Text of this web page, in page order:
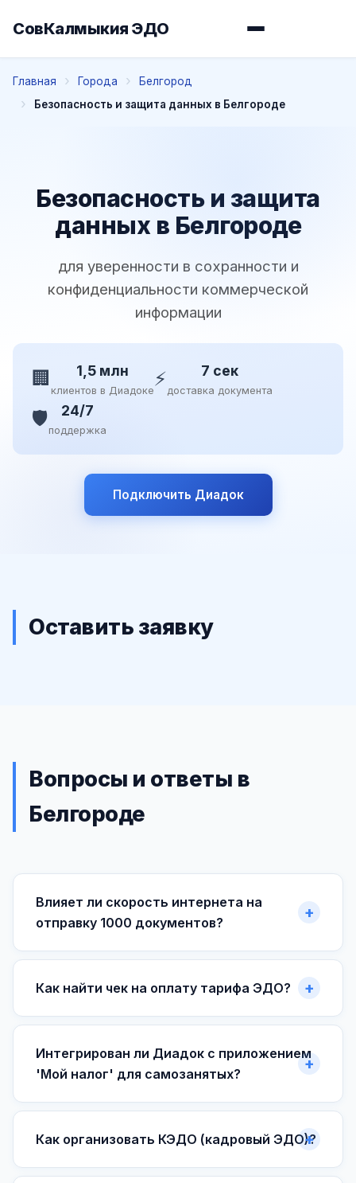
СовКалмыкия ЭДО
Главная Города
Белгород
Безопасность и защита данных в Белгороде
Безопасность и защита
данных в Белгороде
для уверенности в сохранности и
конфиденциальности коммерческой
информации
🏢 1,5 млн
клиентов в Диадоке⚡ 7 сек
доставка документа
🛡️ 24/7
поддержка
Подключить Диадок
Оставить заявку
Вопросы и ответы в
Белгороде
Влияет ли скорость интернета на
отправку 1000 документов?
Как найти чек на оплату тарифа ЭДО?
Интегрирован ли Диадок с приложением
'Мой налог' для самозанятых?
Как организовать КЭДО (кадровый ЭДО)?